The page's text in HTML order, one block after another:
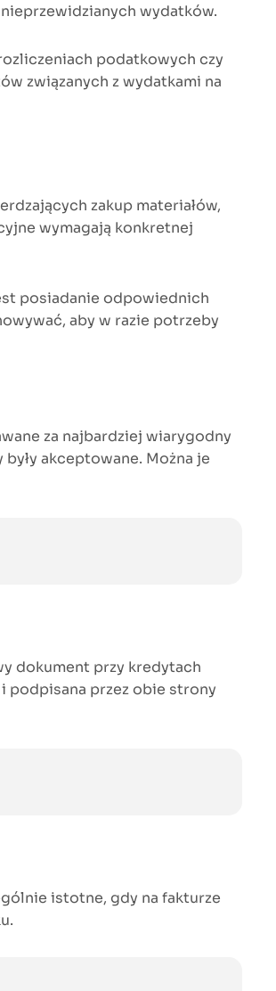
wydatków.
podatkowych czy
związanych z wydatkami na
zakup materiałów,
wymagają konkretnej
posiadanie odpowiednich
aby w razie potrzeby
za najbardziej wiarygodny
akceptowane. Można je
dokument przy kredytach
podpisana przez obie strony
istotne, gdy na fakturze